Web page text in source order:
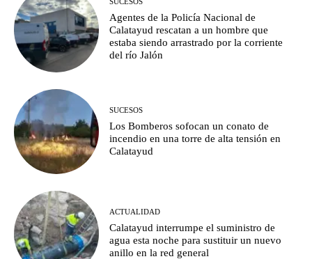
Agentes de la Policía Nacional de
Calatayud rescatan a un hombre que
estaba siendo arrastrado por la corriente
del río Jalón
SUCESOS
Los Bomberos sofocan un conato de
incendio en una torre de alta tensión en
Calatayud
ACTUALIDAD
Calatayud interrumpe el suministro de
agua esta noche para sustituir un nuevo
anillo en la red general